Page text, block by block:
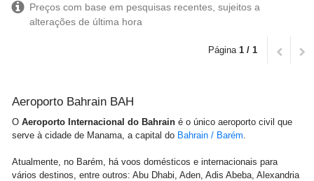
Preços com base em pesquisas recentes, sujeitos a
alterações de última hora
Página 1 / 1
Aeroporto Bahrain BAH
O Aeroporto Internacional do Bahrain é o único aeroporto civil que
serve à cidade de Manama, a capital do Bahrain / Barém
Atualmente, no Barém, há voos domésticos e internacionais para
vários destinos, entre outros: Abu Dhabi, Aden, Adis Abeba, Alexandria